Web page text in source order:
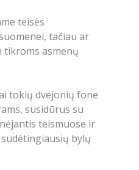
teisės
tačiau ar
tikroms asmenų
tokių dvejonių fone
susidūrus su
teismuose ir
bylų